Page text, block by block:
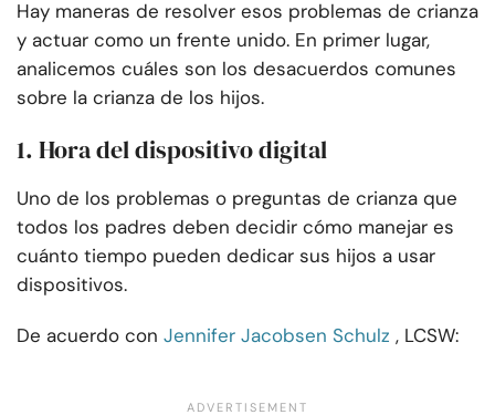
Hay maneras de resolver esos problemas de crianza
y actuar como un frente unido. En primer lugar,
analicemos cuáles son los desacuerdos comunes
sobre la crianza de los hijos.
1. Hora del dispositivo digital
Uno de los problemas o preguntas de crianza que
todos los padres deben decidir cómo manejar es
cuánto tiempo pueden dedicar sus hijos a usar
dispositivos.
De acuerdo con Jennifer Jacobsen Schulz , LCSW: